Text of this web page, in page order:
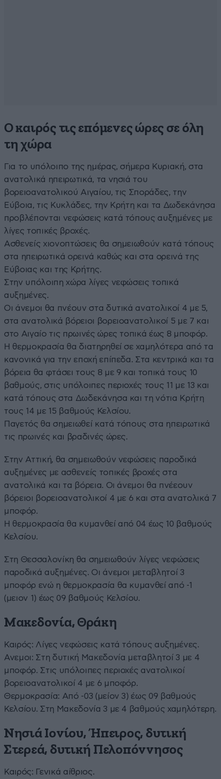
Ο καιρός τις επόμενες ώρες σε όλη
τη χώρα
Για το υπόλοιπο της ημέρας, σήμερα Κυριακή, στα
ανατολικά ηπειρωτικά, τα νησιά του
βορειοανατολικού Αιγαίου, τις Σποράδες, την
Εύβοια, τις Κυκλάδες, την Κρήτη και τα Δωδεκάνησα
προβλέπονται νεφώσεις κατά τόπους αυξημένες με
λίγες τοπικές βροχές.
Ασθενείς χιονοπτώσεις θα σημειωθούν κατά τόπους
στα ηπειρωτικά ορεινά καθώς και στα ορεινά της
Εύβοιας και της Κρήτης.
Στην υπόλοιπη χώρα λίγες νεφώσεις τοπικά
αυξημένες.
Οι άνεμοι θα πνέουν στα δυτικά ανατολικοί 4 με 5,
στα ανατολικά βόρειοι βορειοανατολικοί 5 με 7 και
στο Αιγαίο τις πρωινές ώρες τοπικά έως 8 μποφόρ.
Η θερμοκρασία θα διατηρηθεί σε χαμηλότερα από τα
κανονικά για την εποχή επίπεδα. Στα κεντρικά και τα
βόρεια θα φτάσει τους 8 με 9 και τοπικά τους 10
βαθμούς, στις υπόλοιπες περιοχές τους 11 με 13 και
κατά τόπους στα Δωδεκάνησα και τη νότια Κρήτη
τους 14 με 15 βαθμούς Κελσίου.
Παγετός θα σημειωθεί κατά τόπους στα ηπειρωτικά
τις πρωινές και βραδινές ώρες.
Στην Αττική, θα σημειωθούν νεφώσεις παροδικά
αυξημένες με ασθενείς τοπικές βροχές στα
ανατολικά και τα βόρεια. Οι άνεμοι θα πνέεουν
βόρειοι βορειοανατολικοί 4 με 6 και στα ανατολικά 7
μποφόρ.
Η θερμοκρασία θα κυμανθεί από 04 έως 10 βαθμούς
Κελσίου.
Στη Θεσσαλονίκη θα σημειωθούν λίγες νεφώσεις
παροδικά αυξημένες. Οι άνεμοι μεταβλητοί 3
μποφόρ ενώ η θερμοκρασία θα κυμανθεί από -1
(μειον 1) έως 09 βαθμούς Κελσίου.
Μακεδονία, Θράκη
Καιρός: Λίγες νεφώσεις κατά τόπους αυξημένες.
Ανεμοι: Στη δυτική Μακεδονία μεταβλητοί 3 με 4
μποφόρ. Στις υπόλοιπες περιοχές ανατολικοί
βορειοανατολικοί 4 με 6 μποφόρ.
Θερμοκρασία: Από -03 (μείον 3) έως 09 βαθμούς
Κελσίου. Στη Μακεδονία 3 με 4 βαθμούς χαμηλότερη.
Νησιά Ιονίου, Ήπειρος, δυτική
Στερεά, δυτική Πελοπόννησος
Καιρός: Γενικά αίθριος.